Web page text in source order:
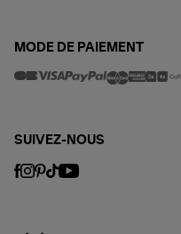
MODE DE PAIEMENT
SUIVEZ-NOUS